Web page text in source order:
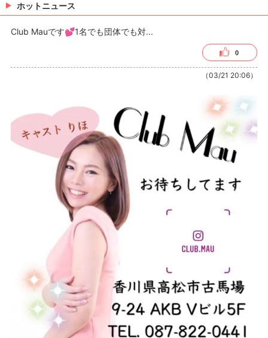
ホットニュース
Club Mauです💕1名でも団体でも対...
0
（03/21 20:06）